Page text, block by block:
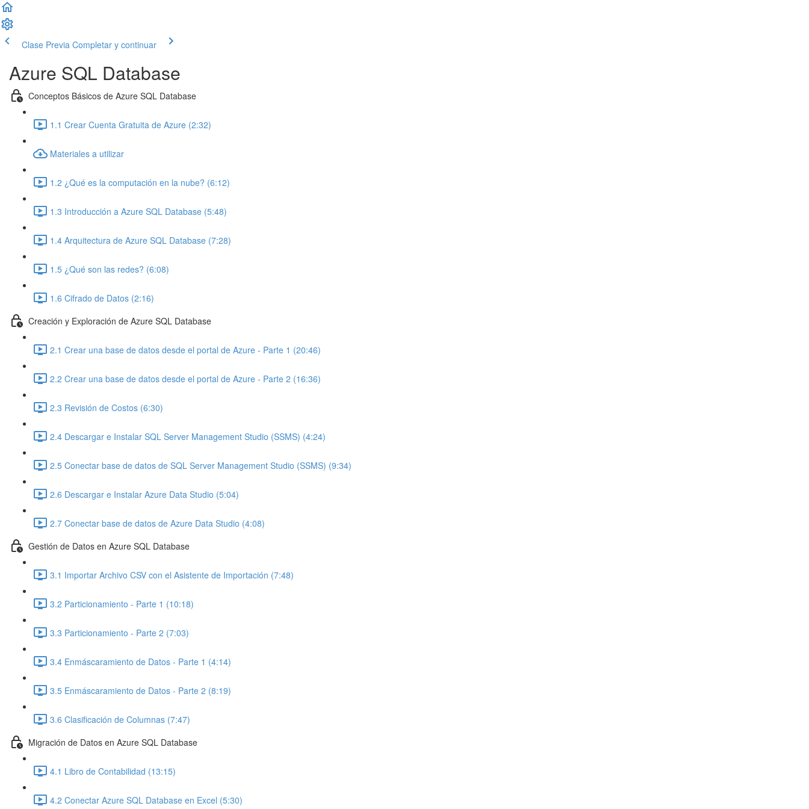
Clase Previa Completar y continuar
Azure SQL Database
Conceptos Básicos de Azure SQL Database
1.1 Crear Cuenta Gratuita de Azure (2:32)
Materiales a utilizar
1.2 ¿Qué es la computación en la nube? (6:12)
1.3 Introducción a Azure SQL Database (5:48)
1.4 Arquitectura de Azure SQL Database (7:28)
1.5 ¿Qué son las redes? (6:08)
1.6 Cifrado de Datos (2:16)
Creación y Exploración de Azure SQL Database
2.1 Crear una base de datos desde el portal de Azure - Parte 1 (20:46)
2.2 Crear una base de datos desde el portal de Azure - Parte 2 (16:36)
2.3 Revisión de Costos (6:30)
2.4 Descargar e Instalar SQL Server Management Studio (SSMS) (4:24)
2.5 Conectar base de datos de SQL Server Management Studio (SSMS) (9:34)
2.6 Descargar e Instalar Azure Data Studio (5:04)
2.7 Conectar base de datos de Azure Data Studio (4:08)
Gestión de Datos en Azure SQL Database
3.1 Importar Archivo CSV con el Asistente de Importación (7:48)
3.2 Particionamiento - Parte 1 (10:18)
3.3 Particionamiento - Parte 2 (7:03)
3.4 Enmáscaramiento de Datos - Parte 1 (4:14)
3.5 Enmáscaramiento de Datos - Parte 2 (8:19)
3.6 Clasificación de Columnas (7:47)
Migración de Datos en Azure SQL Database
4.1 Libro de Contabilidad (13:15)
4.2 Conectar Azure SQL Database en Excel (5:30)